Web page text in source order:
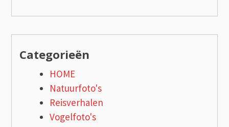
Categorieën
HOME
Natuurfoto's
Reisverhalen
Vogelfoto's